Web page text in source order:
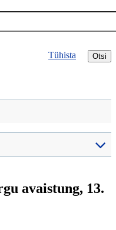
Otsi
Tühista
avaistung, 13.